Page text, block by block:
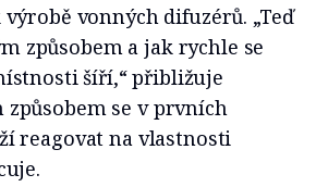
vonných difuzérů. „Teď
způsobem a jak rychle se
šíří,“ přibližuje
se v prvních
reagovat na vlastnosti